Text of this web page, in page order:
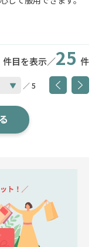
件目を表示／25 件
／ 5